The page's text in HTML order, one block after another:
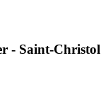
- Saint-